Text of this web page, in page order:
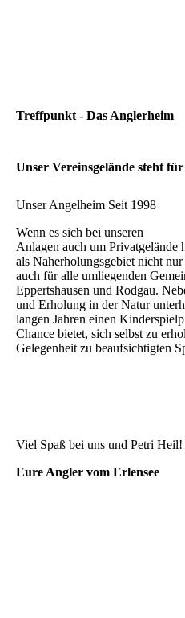
Treffpunkt - Das Anglerheim
Unser Vereinsgelände steht
Unser Angelheim Seit 1998
Wenn es sich bei unseren
Anlagen auch um Privatgelände
als Naherholungsgebiet nicht
auch für alle umliegenden
Eppertshausen und Rodgau.
und Erholung in der Natur
langen Jahren einen
Chance bietet, sich selbst zu
Gelegenheit zu beaufsichtigten
Viel Spaß bei uns und Petri Heil!
Eure Angler vom Erlensee